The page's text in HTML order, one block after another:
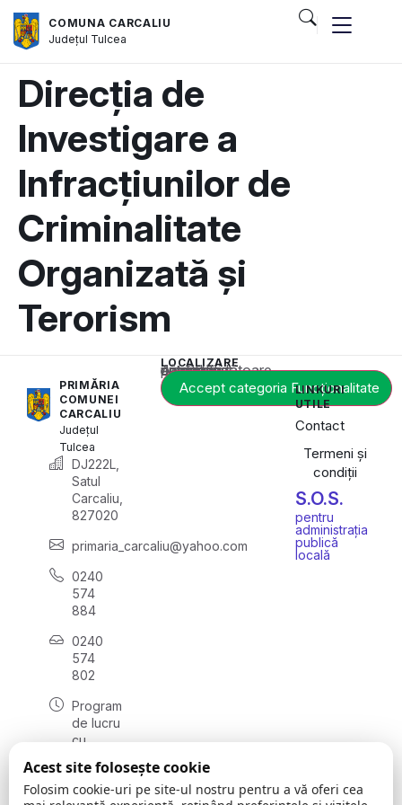
COMUNA CARCALIU
Județul Tulcea
Direcția de
Investigare a
Infracțiunilor de
Criminalitate
Organizată și
Terorism
PRIMĂRIA
COMUNEI
CARCALIU
Județul
Tulcea
DJ222L,
Satul
Carcaliu,
827020
primaria_carcaliu@yahoo.com
0240
574
884
0240
574
802
Program
de lucru
cu
luni -
vineri:
LOCALIZARE
Acest conținut este blocat până când acceptați categoria corespunzătoare de cookie-uri.
Accept categoria Funcționalitate
LINKURI
UTILE
Contact
Termeni și
condiții
S.O.S.
pentru
administrația
publică
locală
Acest site folosește cookie
Folosim cookie-uri pe site-ul nostru pentru a vă oferi cea